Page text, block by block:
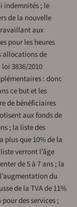
indemnités ; le
de la nouvelle
aux
pour les heures
allocations de
3836/2010
: donc
ce but et les
de bénéficiaires
aux fonds de
; la liste des
plus que 10% de la
verront l’âge
de 5 à 7 ans ; la
du
de la TVA de 11%
des services ;